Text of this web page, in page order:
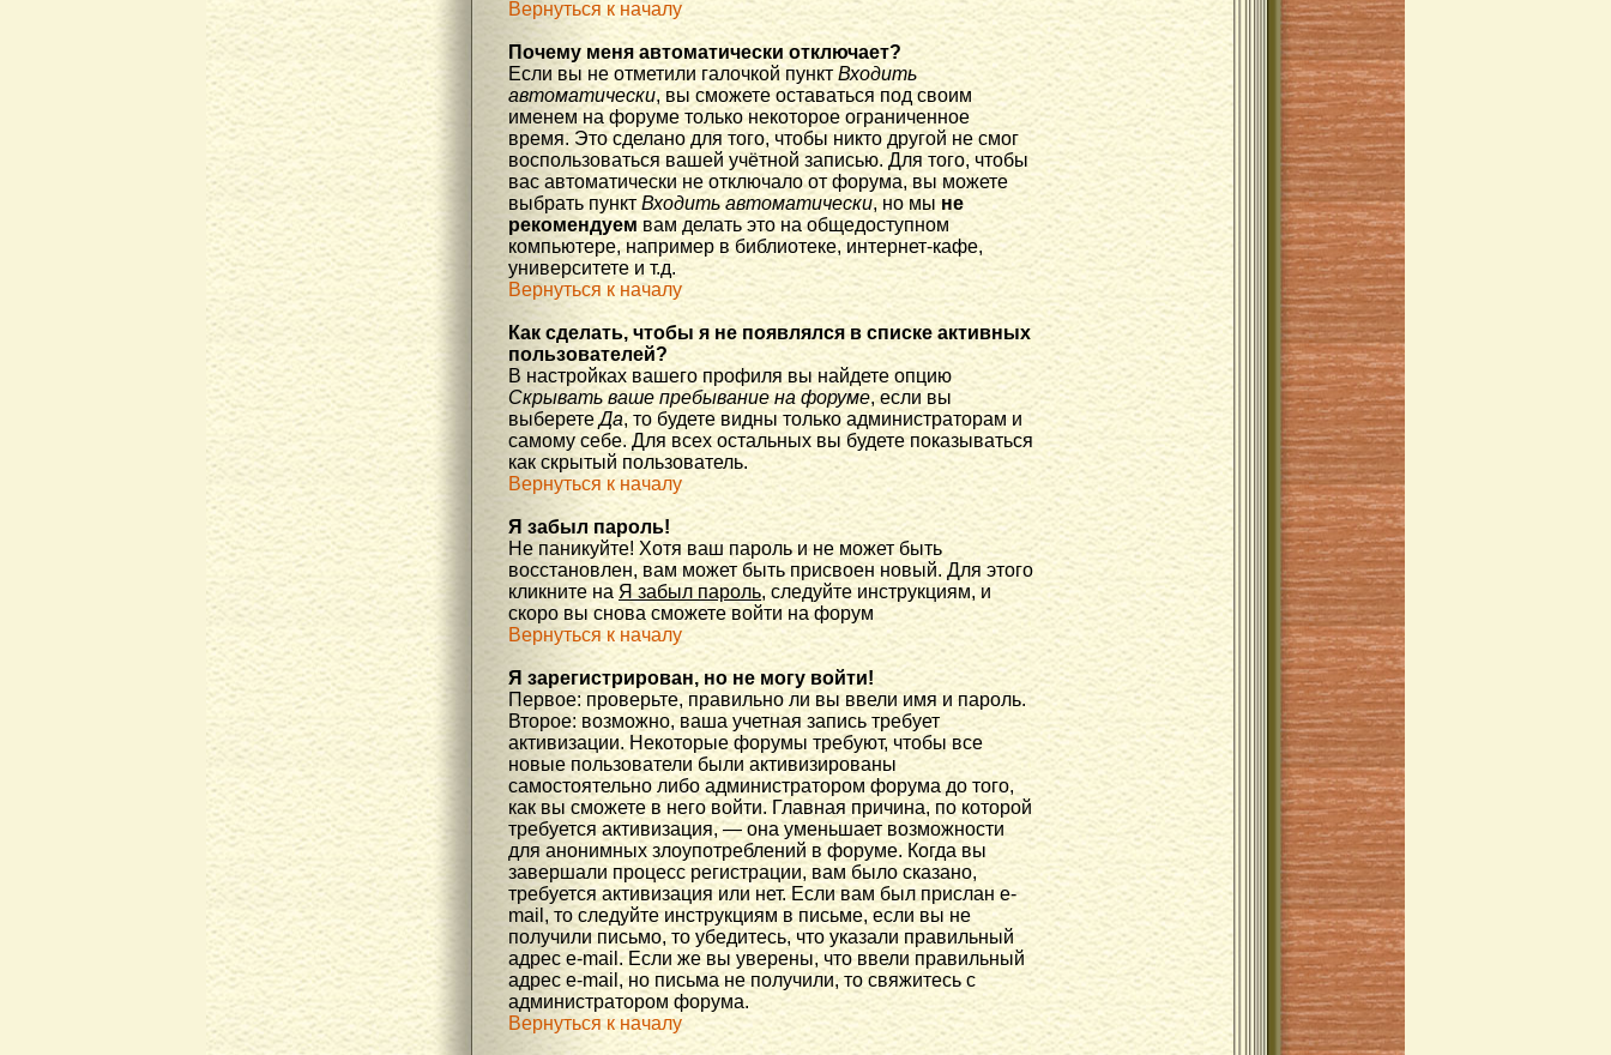
Вернуться к началу
Почему меня автоматически отключает?
Если вы не отметили галочкой пунктВходить
автоматически, вы сможете оставаться под своим
именем на форуме только некоторое ограниченное
время. Это сделано для того, чтобы никто другой не смог
воспользоваться вашей учётной записью. Для того, чтобы
вас автоматически не отключало от форума, вы можете
выбрать пунктВходить автоматически, но мыне
рекомендуем вам делать это на общедоступном
компьютере, например в библиотеке, интернет-кафе,
университете и т.д.
Вернуться к началу
Как сделать, чтобы я не появлялся в списке активных
пользователей?
В настройках вашего профиля вы найдете опцию
Скрывать ваше пребывание на форуме, если вы
выберетеДа, то будете видны только администраторам и
самому себе. Для всех остальных вы будете показываться
как скрытый пользователь.
Вернуться к началу
Я забыл пароль!
Не паникуйте! Хотя ваш пароль и не может быть
восстановлен, вам может быть присвоен новый. Для этого
кликните на Я забыл пароль, следуйте инструкциям, и
скоро вы снова сможете войти на форум
Вернуться к началу
Я зарегистрирован, но не могу войти!
Первое: проверьте, правильно ли вы ввели имя и пароль.
Второе: возможно, ваша учетная запись требует
активизации. Некоторые форумы требуют, чтобы все
новые пользователи были активизированы
самостоятельно либо администратором форума до того,
как вы сможете в него войти. Главная причина, по которой
требуется активизация, — она уменьшает возможности
для анонимных злоупотреблений в форуме. Когда вы
завершали процесс регистрации, вам было сказано,
требуется активизация или нет. Если вам был прислан e-
mail, то следуйте инструкциям в письме, если вы не
получили письмо, то убедитесь, что указали правильный
адрес e-mail. Если же вы уверены, что ввели правильный
адрес e-mail, но письма не получили, то свяжитесь с
администратором форума.
Вернуться к началу